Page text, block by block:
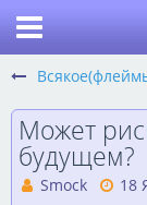
Может
будущем?
Smock 18